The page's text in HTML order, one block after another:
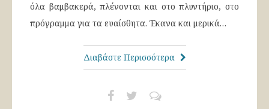
όλα βαμβακερά, πλένονται και στο πλυντήριο, στο
πρόγραμμα για τα ευαίσθητα. Έκανα και μερικά…
Διαβάστε Περισσότερα